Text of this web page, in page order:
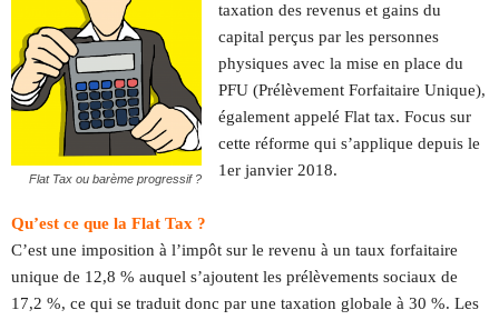
Flat Tax ou barème progressif ?
taxation des revenus et gains du
capital perçus par les personnes
physiques avec la mise en place du
PFU (Prélèvement Forfaitaire Unique),
également appelé Flat tax. Focus sur
cette réforme qui s’applique depuis le
1er janvier 2018.
Qu’est ce que la Flat Tax ?
C’est une imposition à l’impôt sur le revenu à un taux forfaitaire
unique de 12,8 % auquel s’ajoutent les prélèvements sociaux de
17,2 %, ce qui se traduit donc par une taxation globale à 30 %. Les